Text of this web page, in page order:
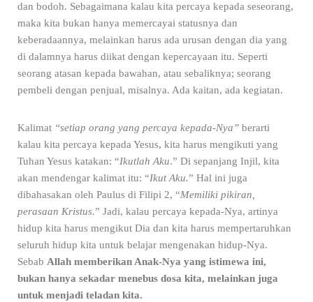
dan bodoh. Sebagaimana kalau kita percaya kepada seseorang,
maka kita bukan hanya memercayai statusnya dan
keberadaannya, melainkan harus ada urusan dengan dia yang
di dalamnya harus diikat dengan kepercayaan itu. Seperti
seorang atasan kepada bawahan, atau sebaliknya; seorang
pembeli dengan penjual, misalnya. Ada kaitan, ada kegiatan.
Kalimat “setiap orang yang percaya kepada-Nya” berarti
kalau kita percaya kepada Yesus, kita harus mengikuti yang
Tuhan Yesus katakan: “Ikutlah Aku.” Di sepanjang Injil, kita
akan mendengar kalimat itu: “Ikut Aku.” Hal ini juga
dibahasakan oleh Paulus di Filipi 2, “Memiliki pikiran,
perasaan Kristus.” Jadi, kalau percaya kepada-Nya, artinya
hidup kita harus mengikut Dia dan kita harus mempertaruhkan
seluruh hidup kita untuk belajar mengenakan hidup-Nya.
Sebab Allah memberikan Anak-Nya yang istimewa ini,
bukan hanya sekadar menebus dosa kita, melainkan juga
untuk menjadi teladan kita.